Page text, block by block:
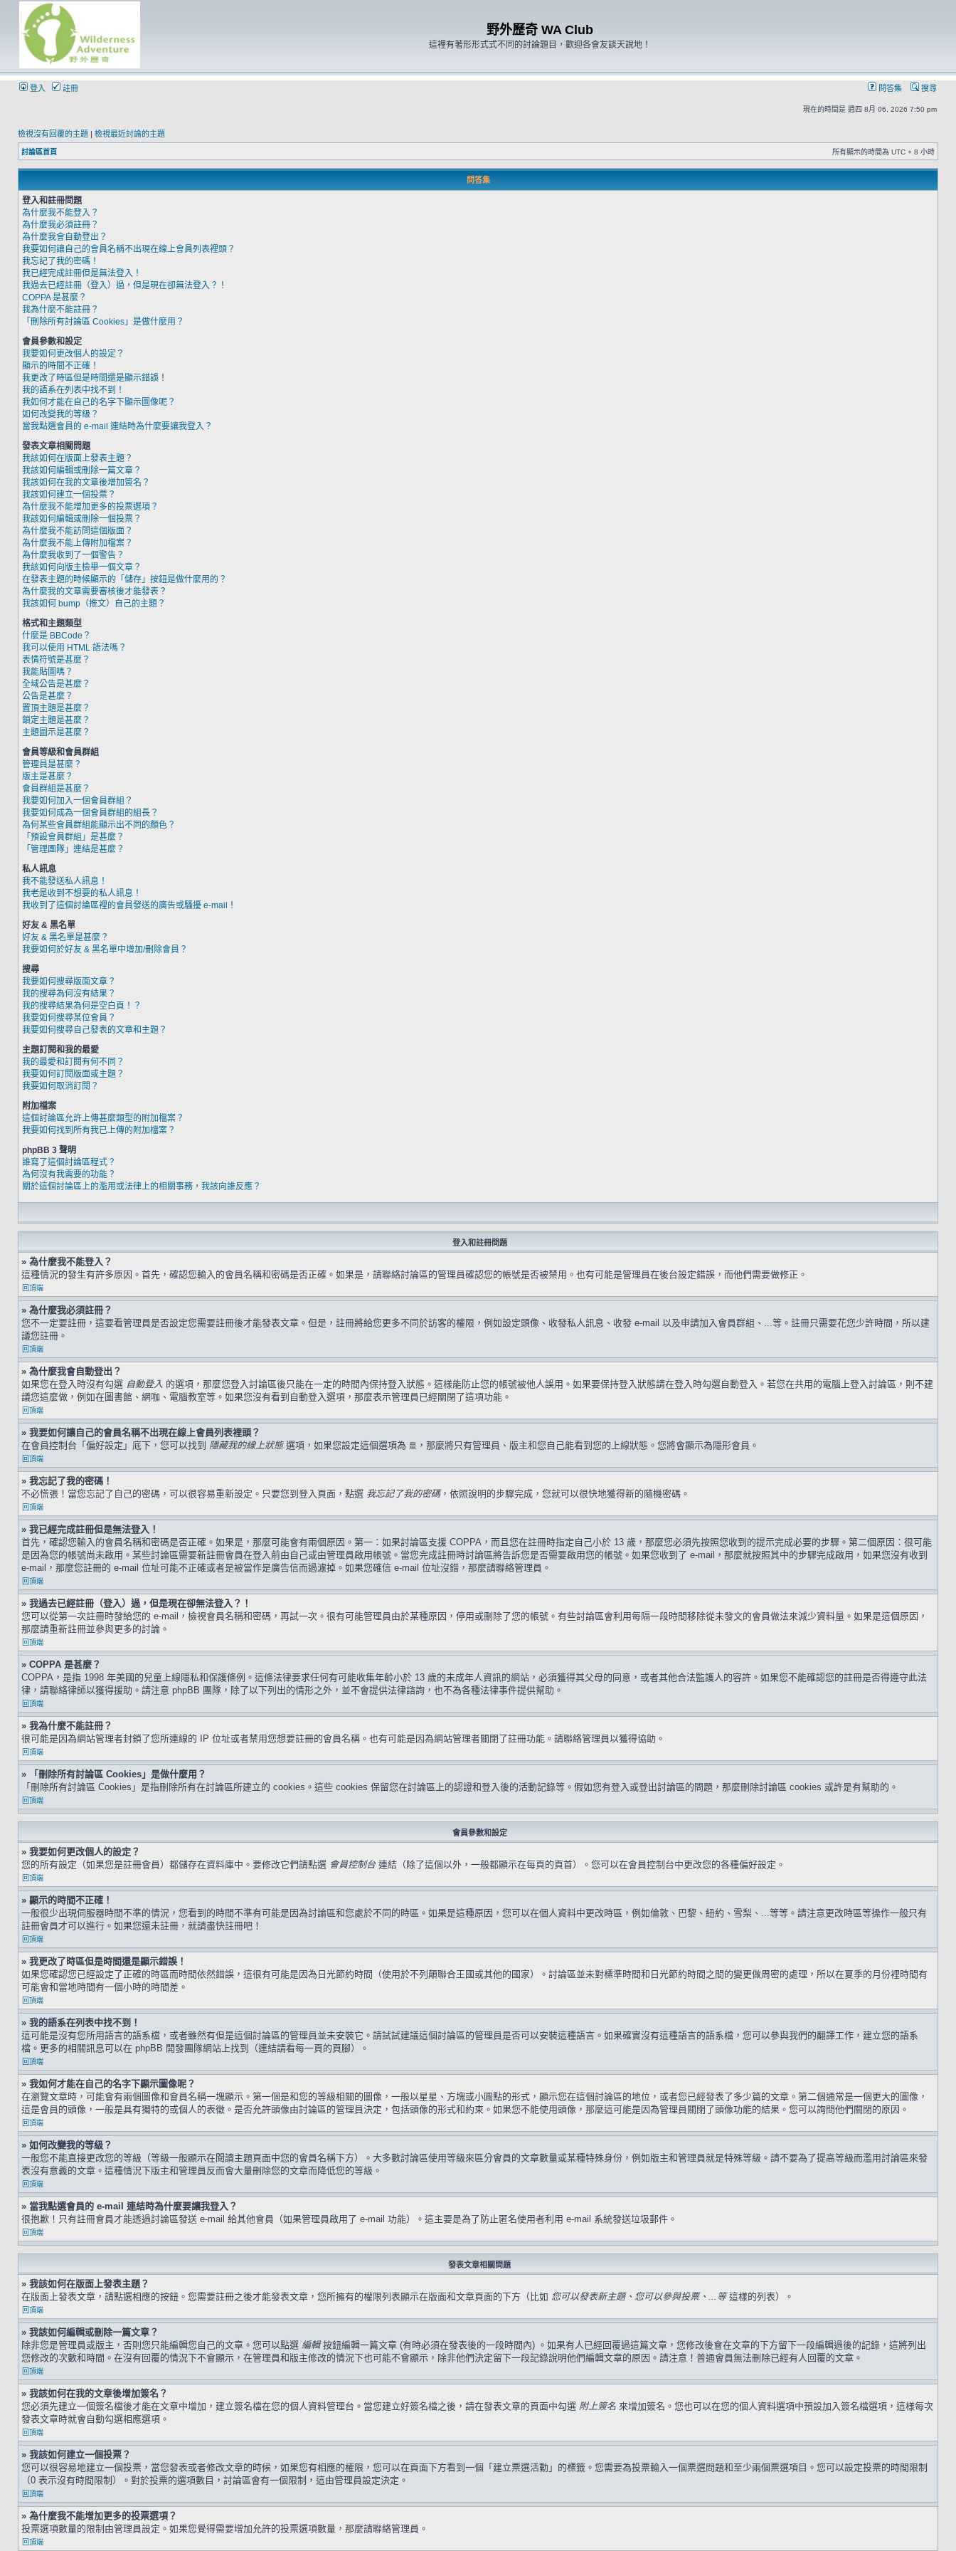
野外歷奇 WA Club
這裡有著形形式式不同的討論題目，歡迎各會友談天說地！
登入 註冊 問答集 搜尋
現在的時間是 週四 8月 06, 2026 7:50 pm
檢視沒有回覆的主題 | 檢視最近討論的主題
討論區首頁 所有顯示的時間為 UTC + 8 小時
問答集
登入和註冊問題
為什麼我不能登入？
為什麼我必須註冊？
為什麼我會自動登出？
我要如何讓自己的會員名稱不出現在線上會員列表裡頭？
我忘記了我的密碼！
我已經完成註冊但是無法登入！
我過去已經註冊（登入）過，但是現在卻無法登入？！
COPPA 是甚麼？
我為什麼不能註冊？
「刪除所有討論區 Cookies」是做什麼用？
會員參數和設定
我要如何更改個人的設定？
顯示的時間不正確！
我更改了時區但是時間還是顯示錯誤！
我的語系在列表中找不到！
我如何才能在自己的名字下顯示圖像呢？
如何改變我的等級？
當我點選會員的 e-mail 連結時為什麼要讓我登入？
發表文章相關問題
我該如何在版面上發表主題？
我該如何編輯或刪除一篇文章？
我該如何在我的文章後增加簽名？
我該如何建立一個投票？
為什麼我不能增加更多的投票選項？
我該如何編輯或刪除一個投票？
為什麼我不能訪問這個版面？
為什麼我不能上傳附加檔案？
為什麼我收到了一個警告？
我該如何向版主檢舉一個文章？
在發表主題的時候顯示的「儲存」按鈕是做什麼用的？
為什麼我的文章需要審核後才能發表？
我該如何 bump（推文）自己的主題？
格式和主題類型
什麼是 BBCode？
我可以使用 HTML 語法嗎？
表情符號是甚麼？
我能貼圖嗎？
全域公告是甚麼？
公告是甚麼？
置頂主題是甚麼？
鎖定主題是甚麼？
主題圖示是甚麼？
會員等級和會員群組
管理員是甚麼？
版主是甚麼？
會員群組是甚麼？
我要如何加入一個會員群組？
我要如何成為一個會員群組的組長？
為何某些會員群組能顯示出不同的顏色？
「預設會員群組」是甚麼？
「管理團隊」連結是甚麼？
私人訊息
我不能發送私人訊息！
我老是收到不想要的私人訊息！
我收到了這個討論區裡的會員發送的廣告或騷擾 e-mail！
好友 & 黑名單
好友 & 黑名單是甚麼？
我要如何於好友 & 黑名單中增加/刪除會員？
搜尋
我要如何搜尋版面文章？
我的搜尋為何沒有結果？
我的搜尋結果為何是空白頁！？
我要如何搜尋某位會員？
我要如何搜尋自己發表的文章和主題？
主題訂閱和我的最愛
我的最愛和訂閱有何不同？
我要如何訂閱版面或主題？
我要如何取消訂閱？
附加檔案
這個討論區允許上傳甚麼類型的附加檔案？
我要如何找到所有我已上傳的附加檔案？
phpBB 3 聲明
誰寫了這個討論區程式？
為何沒有我需要的功能？
關於這個討論區上的濫用或法律上的相關事務，我該向誰反應？
登入和註冊問題
» 為什麼我不能登入？
這種情況的發生有許多原因。首先，確認您輸入的會員名稱和密碼是否正確。如果是，請聯絡討論區的管理員確認您的帳號是否被禁用。也有可能是管理員在後台設定錯誤，而他們需要做修正。
回頂端
» 為什麼我必須註冊？
您不一定要註冊，這要看管理員是否設定您需要註冊後才能發表文章。但是，註冊將給您更多不同於訪客的權限，例如設定頭像、收發私人訊息、收發 e-mail 以及申請加入會員群組、...等。註冊只需要花您少許時間，所以建
議您註冊。
回頂端
» 為什麼我會自動登出？
如果您在登入時沒有勾選 自動登入 的選項，那麼您登入討論區後只能在一定的時間內保持登入狀態。這樣能防止您的帳號被他人誤用。如果要保持登入狀態請在登入時勾選自動登入。若您在共用的電腦上登入討論區，則不建
議您這麼做，例如在圖書館、網咖、電腦教室等。如果您沒有看到自動登入選項，那麼表示管理員已經關閉了這項功能。
回頂端
» 我要如何讓自己的會員名稱不出現在線上會員列表裡頭？
在會員控制台「偏好設定」底下，您可以找到 隱藏我的線上狀態選項，如果您設定這個選項為 是 ，那麼將只有管理員、版主和您自己能看到您的上線狀態。您將會顯示為隱形會員。
回頂端
» 我忘記了我的密碼！
不必慌張！當您忘記了自己的密碼，可以很容易重新設定。只要您到登入頁面，點選 我忘記了我的密碼，依照說明的步驟完成，您就可以很快地獲得新的隨機密碼。
回頂端
» 我已經完成註冊但是無法登入！
首先，確認您輸入的會員名稱和密碼是否正確。如果是，那麼可能會有兩個原因。第一：如果討論區支援 COPPA，而且您在註冊時指定自己小於 13 歲，那麼您必須先按照您收到的提示完成必要的步驟。第二個原因：很可能
是因為您的帳號尚未啟用。某些討論區需要新註冊會員在登入前由自己或由管理員啟用帳號。當您完成註冊時討論區將告訴您是否需要啟用您的帳號。如果您收到了 e-mail，那麼就按照其中的步驟完成啟用，如果您沒有收到
e-mail，那麼您註冊的 e-mail 位址可能不正確或者是被當作是廣告信而過濾掉。如果您確信 e-mail 位址沒錯，那麼請聯絡管理員。
回頂端
» 我過去已經註冊（登入）過，但是現在卻無法登入？！
您可以從第一次註冊時發給您的 e-mail，檢視會員名稱和密碼，再試一次。很有可能管理員由於某種原因，停用或刪除了您的帳號。有些討論區會利用每隔一段時間移除從未發文的會員做法來減少資料量。如果是這個原因，
那麼請重新註冊並參與更多的討論。
回頂端
» COPPA 是甚麼？
COPPA，是指 1998 年美國的兒童上線隱私和保護條例。這條法律要求任何有可能收集年齡小於 13 歲的未成年人資訊的網站，必須獲得其父母的同意，或者其他合法監護人的容許。如果您不能確認您的註冊是否得遵守此法
律，請聯絡律師以獲得援助。請注意 phpBB 團隊，除了以下列出的情形之外，並不會提供法律諮詢，也不為各種法律事件提供幫助。
回頂端
» 我為什麼不能註冊？
很可能是因為網站管理者封鎖了您所連線的 IP 位址或者禁用您想要註冊的會員名稱。也有可能是因為網站管理者關閉了註冊功能。請聯絡管理員以獲得協助。
回頂端
» 「刪除所有討論區 Cookies」是做什麼用？
「刪除所有討論區 Cookies」是指刪除所有在討論區所建立的 cookies。這些 cookies 保留您在討論區上的認證和登入後的活動記錄等。假如您有登入或登出討論區的問題，那麼刪除討論區 cookies 或許是有幫助的。
回頂端
會員參數和設定
» 我要如何更改個人的設定？
您的所有設定（如果您是註冊會員）都儲存在資料庫中。要修改它們請點選 會員控制台連結（除了這個以外，一般都顯示在每頁的頁首）。您可以在會員控制台中更改您的各種偏好設定。
回頂端
» 顯示的時間不正確！
一般很少出現伺服器時間不準的情況，您看到的時間不準有可能是因為討論區和您處於不同的時區。如果是這種原因，您可以在個人資料中更改時區，例如倫敦、巴黎、紐約、雪梨、...等等。請注意更改時區等操作一般只有
註冊會員才可以進行。如果您還未註冊，就請盡快註冊吧！
回頂端
» 我更改了時區但是時間還是顯示錯誤！
如果您確認您已經設定了正確的時區而時間依然錯誤，這很有可能是因為日光節約時間（使用於不列顛聯合王國或其他的國家）。討論區並未對標準時間和日光節約時間之間的變更做周密的處理，所以在夏季的月份裡時間有
可能會和當地時間有一個小時的時間差。
回頂端
» 我的語系在列表中找不到！
這可能是沒有您所用語言的語系檔，或者雖然有但是這個討論區的管理員並未安裝它。請試試建議這個討論區的管理員是否可以安裝這種語言。如果確實沒有這種語言的語系檔，您可以參與我們的翻譯工作，建立您的語系
檔。更多的相關訊息可以在 phpBB 開發團隊網站上找到（連結請看每一頁的頁腳）。
回頂端
» 我如何才能在自己的名字下顯示圖像呢？
在瀏覽文章時，可能會有兩個圖像和會員名稱一塊顯示。第一個是和您的等級相關的圖像，一般以星星、方塊或小圓點的形式，顯示您在這個討論區的地位，或者您已經發表了多少篇的文章。第二個通常是一個更大的圖像，
這是會員的頭像，一般是具有獨特的或個人的表徵。是否允許頭像由討論區的管理員決定，包括頭像的形式和約束。如果您不能使用頭像，那麼這可能是因為管理員關閉了頭像功能的結果。您可以詢問他們關閉的原因。
回頂端
» 如何改變我的等級？
一般您不能直接更改您的等級（等級一般顯示在閱讀主題頁面中您的會員名稱下方）。大多數討論區使用等級來區分會員的文章數量或某種特殊身份，例如版主和管理員就是特殊等級。請不要為了提高等級而濫用討論區來發
表沒有意義的文章。這種情況下版主和管理員反而會大量刪除您的文章而降低您的等級。
回頂端
» 當我點選會員的 e-mail 連結時為什麼要讓我登入？
很抱歉！只有註冊會員才能透過討論區發送 e-mail 給其他會員（如果管理員啟用了 e-mail 功能）。這主要是為了防止匿名使用者利用 e-mail 系統發送垃圾郵件。
回頂端
發表文章相關問題
» 我該如何在版面上發表主題？
在版面上發表文章，請點選相應的按鈕。您需要註冊之後才能發表文章，您所擁有的權限列表顯示在版面和文章頁面的下方（比如 您可以發表新主題、您可以參與投票、...等這樣的列表）。
回頂端
» 我該如何編輯或刪除一篇文章？
除非您是管理員或版主，否則您只能編輯您自己的文章。您可以點選 編輯按鈕編輯一篇文章 (有時必須在發表後的一段時間內) 。如果有人已經回覆過這篇文章，您修改後會在文章的下方留下一段編輯過後的記錄，這將列出
您修改的次數和時間。在沒有回覆的情況下不會顯示，在管理員和版主修改的情況下也可能不會顯示，除非他們決定留下一段記錄說明他們編輯文章的原因。請注意！普通會員無法刪除已經有人回覆的文章。
回頂端
» 我該如何在我的文章後增加簽名？
您必須先建立一個簽名檔後才能在文章中增加，建立簽名檔在您的個人資料管理台。當您建立好簽名檔之後，請在發表文章的頁面中勾選 附上簽名 來增加簽名。您也可以在您的個人資料選項中預設加入簽名檔選項，這樣每次
發表文章時就會自動勾選相應選項。
回頂端
» 我該如何建立一個投票？
您可以很容易地建立一個投票，當您發表或者修改文章的時候，如果您有相應的權限，您可以在頁面下方看到一個「建立票選活動」的標籤。您需要為投票輸入一個票選問題和至少兩個票選項目。您可以設定投票的時間限制
（0 表示沒有時間限制）。對於投票的選項數目，討論區會有一個限制，這由管理員設定決定。
回頂端
» 為什麼我不能增加更多的投票選項？
投票選項數量的限制由管理員設定。如果您覺得需要增加允許的投票選項數量，那麼請聯絡管理員。
回頂端